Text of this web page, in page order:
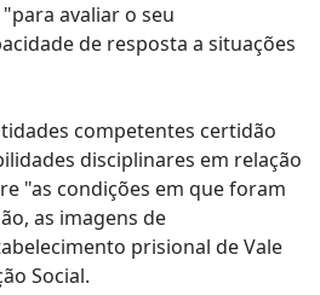
avaliar o seu
de resposta a situações
competentes certidão
disciplinares em relação
"as condições em que foram
as imagens de
prisional de Vale
Social.